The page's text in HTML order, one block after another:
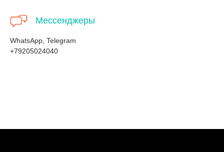
Мессенджеры
WhatsApp, Telegram
+79205024040